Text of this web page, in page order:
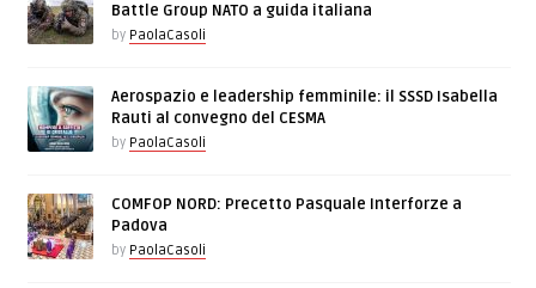
Battle Group NATO a guida italiana
by PaolaCasoli
Aerospazio e leadership femminile: il SSSD Isabella
Rauti al convegno del CESMA
by PaolaCasoli
COMFOP NORD: Precetto Pasquale Interforze a
Padova
by PaolaCasoli